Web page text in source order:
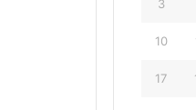
3
10
17